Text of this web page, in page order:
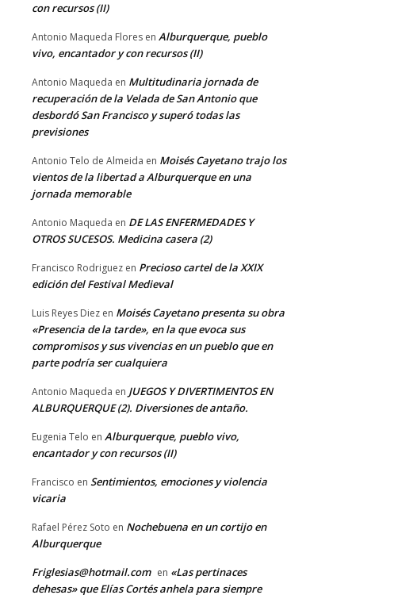
con recursos (II)
Antonio Maqueda Flores en Alburquerque, pueblo
vivo, encantador y con recursos (II)
Antonio Maqueda en Multitudinaria jornada de
recuperación de la Velada de San Antonio que
desbordó San Francisco y superó todas las
previsiones
Antonio Telo de Almeida en Moisés Cayetano trajo los
vientos de la libertad a Alburquerque en una
jornada memorable
Antonio Maqueda en DE LAS ENFERMEDADES Y
OTROS SUCESOS. Medicina casera (2)
Francisco Rodriguez en Precioso cartel de la XXIX
edición del Festival Medieval
Luis Reyes Diez en Moisés Cayetano presenta su obra
«Presencia de la tarde», en la que evoca sus
compromisos y sus vivencias en un pueblo que en
parte podría ser cualquiera
Antonio Maqueda en JUEGOS Y DIVERTIMENTOS EN
ALBURQUERQUE (2). Diversiones de antaño.
Eugenia Telo en Alburquerque, pueblo vivo,
encantador y con recursos (II)
Francisco en Sentimientos, emociones y violencia
vicaria
Rafael Pérez Soto en Nochebuena en un cortijo en
Alburquerque
Friglesias@hotmail.com en «Las pertinaces
dehesas» que Elías Cortés anhela para siempre